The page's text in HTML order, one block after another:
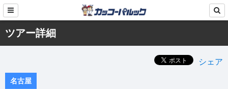
ツアー詳細
シェア
名古屋